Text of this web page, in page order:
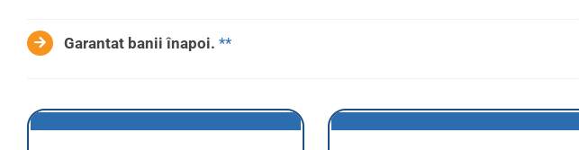
Garantat banii înapoi. **